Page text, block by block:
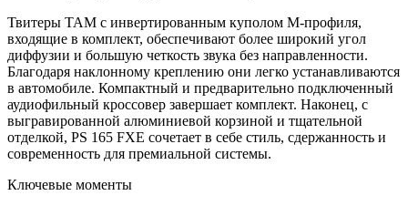
Твитеры TAM с инвертированным куполом M-профиля,
входящие в комплект, обеспечивают более широкий угол
диффузии и большую четкость звука без направленности.
Благодаря наклонному креплению они легко устанавливаются
в автомобиле. Компактный и предварительно подключенный
аудиофильный кроссовер завершает комплект. Наконец, с
выгравированной алюминиевой корзиной и тщательной
отделкой, PS 165 FXE сочетает в себе стиль, сдержанность и
современность для премиальной системы.
Ключевые моменты